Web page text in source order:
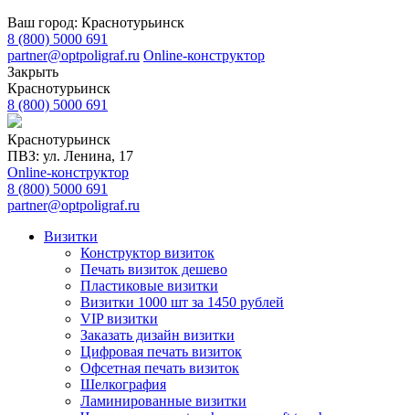
Ваш город: Краснотурьинск
8 (800) 5000 691
partner@optpoligraf.ru Online-конструктор
Закрыть
Краснотурьинск
8 (800) 5000 691
Краснотурьинск
ПВЗ: ул. Ленина, 17
Online-конструктор
8 (800) 5000 691
partner@optpoligraf.ru
Визитки
Конструктор визиток
Печать визиток дешево
Пластиковые визитки
Визитки 1000 шт за 1450 рублей
VIP визитки
Заказать дизайн визитки
Цифровая печать визиток
Офсетная печать визиток
Шелкография
Ламинированные визитки